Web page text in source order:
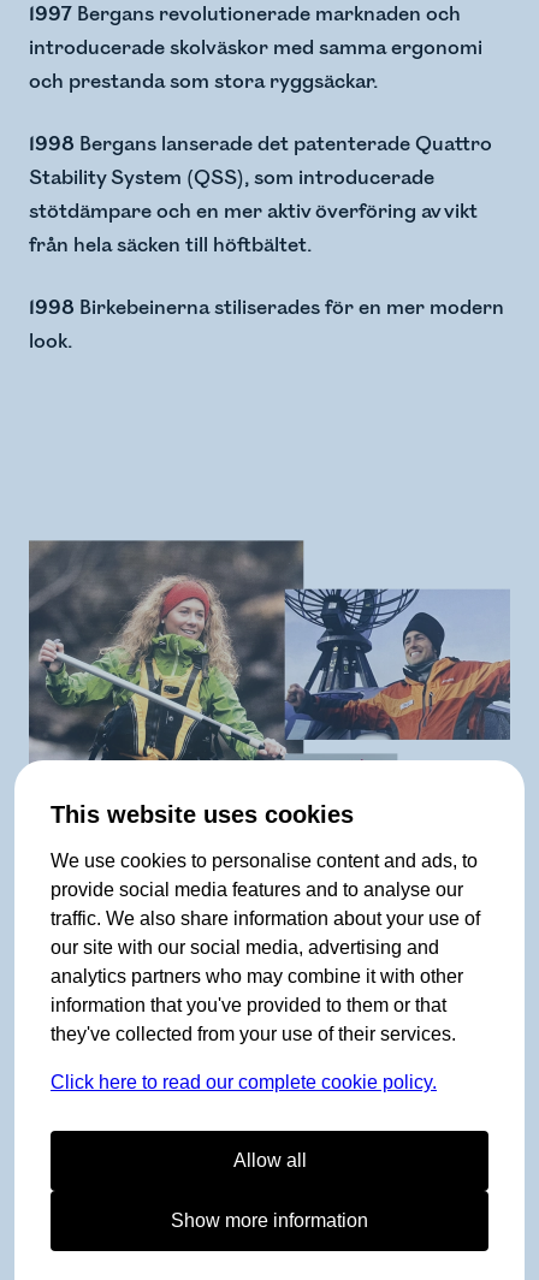
This website uses cookies
We use cookies to personalise content and ads, to
provide social media features and to analyse our
traffic. We also share information about your use of
our site with our social media, advertising and
analytics partners who may combine it with other
information that you've provided to them or that
they've collected from your use of their services.
Click here to read our complete cookie policy.
Allow all
Show more information
1997 Bergans revolutionerade marknaden och
introducerade skolväskor med samma ergonomi
och prestanda som stora ryggsäckar.
1998 Bergans lanserade det patenterade Quattro
Stability System (QSS), som introducerade
stötdämpare och en mer aktiv överföring av vikt
från hela säcken till höftbältet.
1998 Birkebeinerna stiliserades för en mer modern
look.
2000-talet
2001